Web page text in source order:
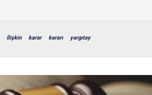
İlişkin karar kararı yargıtay